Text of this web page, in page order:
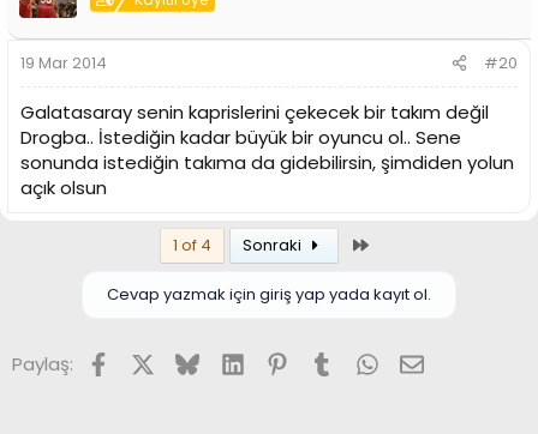
19 Mar 2014 #20
Galatasaray senin kaprislerini çekecek bir takım değil
Drogba.. İstediğin kadar büyük bir oyuncu ol.. Sene
sonunda istediğin takıma da gidebilirsin, şimdiden yolun
açık olsun
1 of 4 Sonraki
Cevap yazmak için giriş yap yada kayıt ol.
Paylaş: FacebookX (Twitter)
BlueskyLinkedInPinterest
TumblrWhatsApp
E-posta